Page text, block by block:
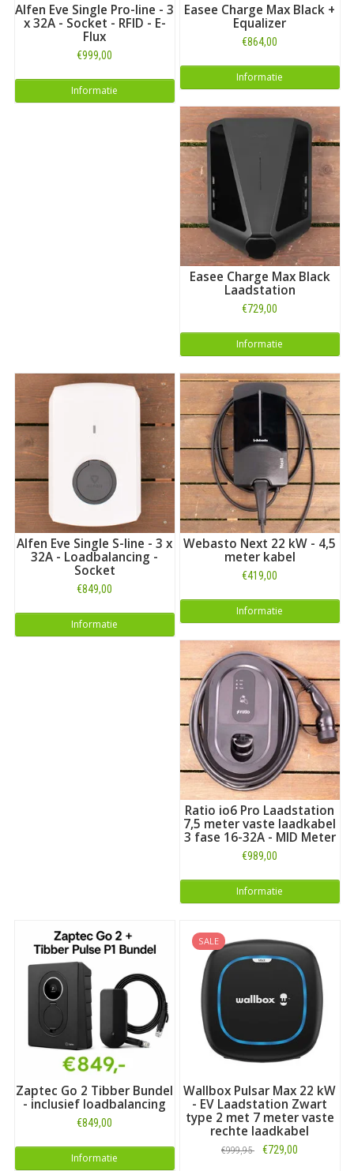
Alfen Eve Single Pro-line - 3
x 32A - Socket - RFID - E-
Flux
€999,00
Informatie
Easee Charge Max Black +
Equalizer
€864,00
Informatie
Easee Charge Max Black
Laadstation
€729,00
Informatie
Alfen Eve Single S-line - 3 x
32A - Loadbalancing -
Socket
€849,00
Informatie
Webasto Next 22 kW - 4,5
meter kabel
€419,00
Informatie
Ratio io6 Pro Laadstation
7,5 meter vaste laadkabel
3 fase 16-32A - MID Meter
€989,00
Informatie
Zaptec Go 2 Tibber Bundel
- inclusief loadbalancing
€849,00
Informatie
SALE
Wallbox Pulsar Max 22 kW
- EV Laadstation Zwart
type 2 met 7 meter vaste
rechte laadkabel
€999,95 €729,00